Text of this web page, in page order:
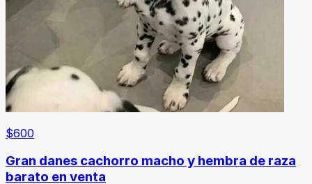
$600
Gran danes cachorro macho y hembra de raza
barato en venta